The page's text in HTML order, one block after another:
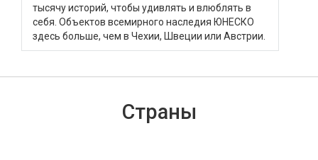
тысячу историй, чтобы удивлять и влюблять в
себя. Объектов всемирного наследия ЮНЕСКО
здесь больше, чем в Чехии, Швеции или Австрии.
Страны